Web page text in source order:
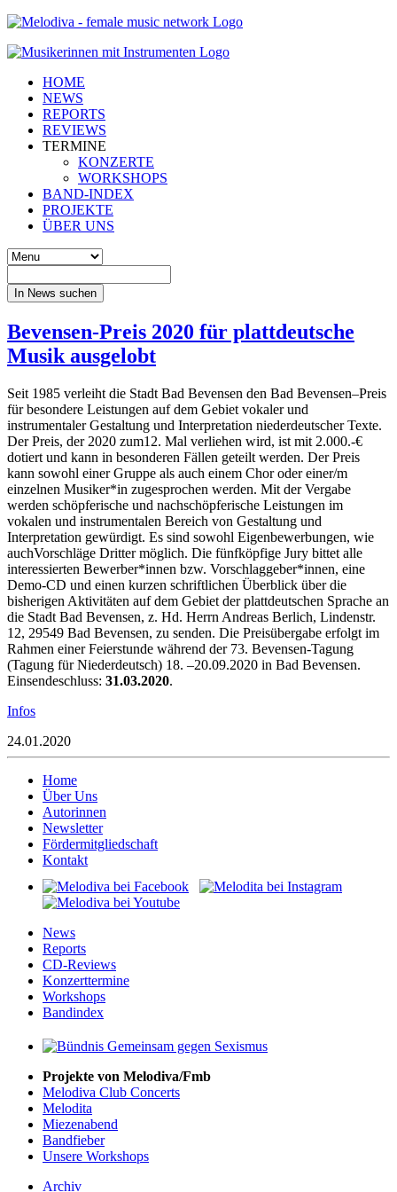
HOME
NEWS
REPORTS
REVIEWS
TERMINE
KONZERTE
WORKSHOPS
BAND-INDEX
PROJEKTE
ÜBER UNS
In News suchen
Bevensen-Preis 2020 für plattdeutsche
Musik ausgelobt
Seit 1985 verleiht die Stadt Bad Bevensen den Bad Bevensen–Preis
für besondere Leistungen auf dem Gebiet vokaler und
instrumentaler Gestaltung und Interpretation niederdeutscher Texte.
Der Preis, der 2020 zum12. Mal verliehen wird, ist mit 2.000.-€
dotiert und kann in besonderen Fällen geteilt werden. Der Preis
kann sowohl einer Gruppe als auch einem Chor oder einer/m
einzelnen Musiker*in zugesprochen werden. Mit der Vergabe
werden schöpferische und nachschöpferische Leistungen im
vokalen und instrumentalen Bereich von Gestaltung und
Interpretation gewürdigt. Es sind sowohl Eigenbewerbungen, wie
auchVorschläge Dritter möglich. Die fünfköpfige Jury bittet alle
interessierten Bewerber*innen bzw. Vorschlaggeber*innen, eine
Demo-CD und einen kurzen schriftlichen Überblick über die
bisherigen Aktivitäten auf dem Gebiet der plattdeutschen Sprache an
die Stadt Bad Bevensen, z. Hd. Herrn Andreas Berlich, Lindenstr.
12, 29549 Bad Bevensen, zu senden. Die Preisübergabe erfolgt im
Rahmen einer Feierstunde während der 73. Bevensen-Tagung
(Tagung für Niederdeutsch) 18. –20.09.2020 in Bad Bevensen.
Einsendeschluss: 31.03.2020.
Infos
24.01.2020
Home
Über Uns
Autorinnen
Newsletter
Fördermitgliedschaft
Kontakt
News
Reports
CD-Reviews
Konzerttermine
Workshops
Bandindex
Projekte von Melodiva/Fmb
Melodiva Club Concerts
Melodita
Miezenabend
Bandfieber
Unsere Workshops
Archiv